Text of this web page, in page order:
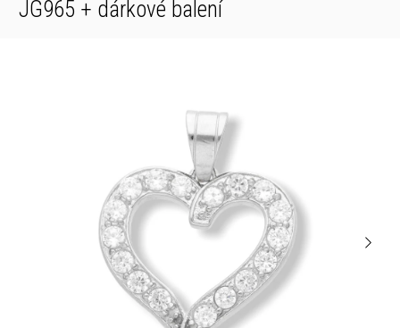
JG965 + dárkové balení